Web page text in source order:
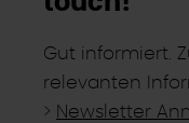
Gut informiert.
relevanten
> Newsletter